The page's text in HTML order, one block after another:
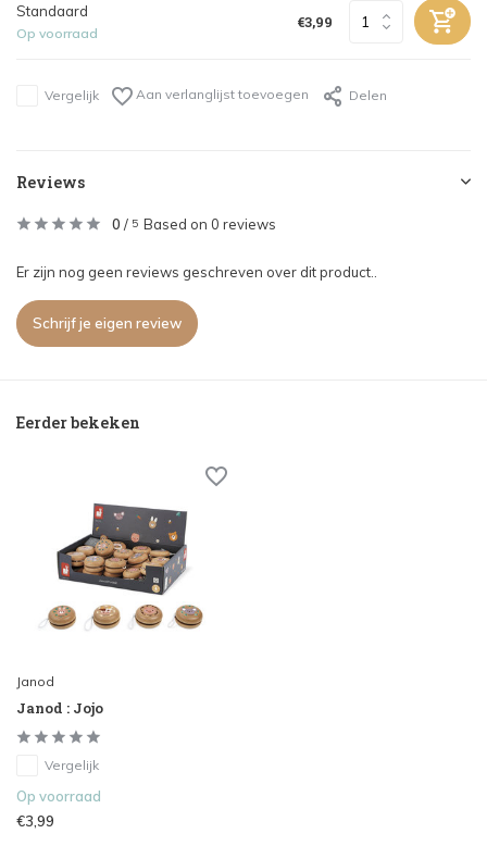
Standaard
Op voorraad
€3,99
Vergelijk Aan verlanglijst toevoegen Delen
Reviews
0 / 5 Based on 0 reviews
Er zijn nog geen reviews geschreven over dit product..
Schrijf je eigen review
Eerder bekeken
Janod
Janod : Jojo
Vergelijk
Op voorraad
€3,99